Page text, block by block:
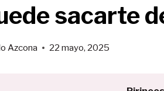
sacarte
Azcona 22 mayo, 2025